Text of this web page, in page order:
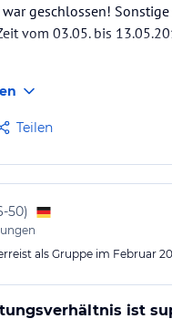
geschlossen!
vom 03.05. bis
Teilen
50)
als Gruppe im Februar
ist